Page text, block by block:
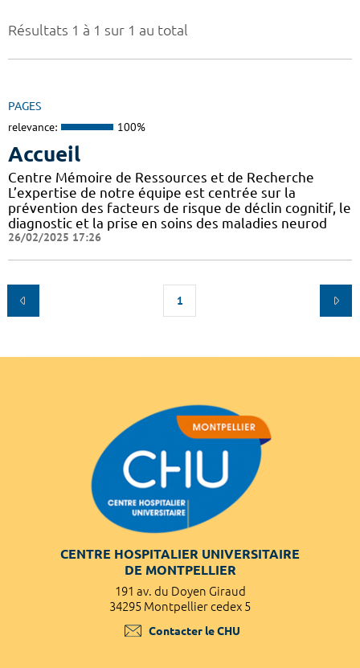
Résultats 1 à 1 sur 1 au total
PAGES
relevance: 100%
Accueil
Centre Mémoire de Ressources et de Recherche
L’expertise de notre équipe est centrée sur la
prévention des facteurs de risque de déclin cognitif, le
diagnostic et la prise en soins des maladies neurod
26/02/2025 17:26
1
CENTRE HOSPITALIER UNIVERSITAIRE
DE MONTPELLIER
191 av. du Doyen Giraud
34295 Montpellier cedex 5
Contacter le CHU